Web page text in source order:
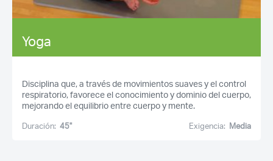
Yoga
Disciplina que, a través de movimientos suaves y el control
respiratorio, favorece el conocimiento y dominio del cuerpo,
mejorando el equilibrio entre cuerpo y mente.
Duración: 45'' Exigencia: Media